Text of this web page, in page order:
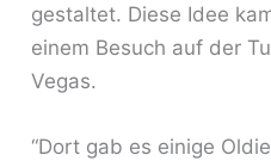
gestaltet. Diese Idee
einem Besuch auf der
Vegas.
“Dort gab es einige